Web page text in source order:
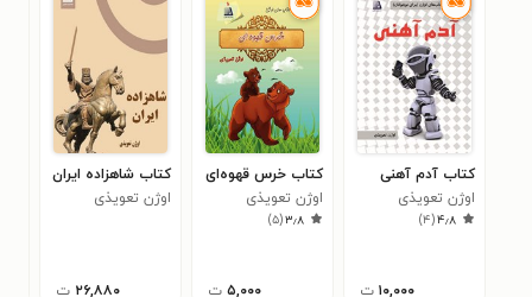
کتاب آدم آهنی
اوژن تعویذی
۴٫۸(۴)
۱۰,۰۰۰ ت
کتاب خرس قهوه‌ای
اوژن تعویذی
۳٫۸(۵)
۵,۰۰۰ ت
کتاب شاهزاده ایران
اوژن تعویذی
۲۶,۸۸۰ ت